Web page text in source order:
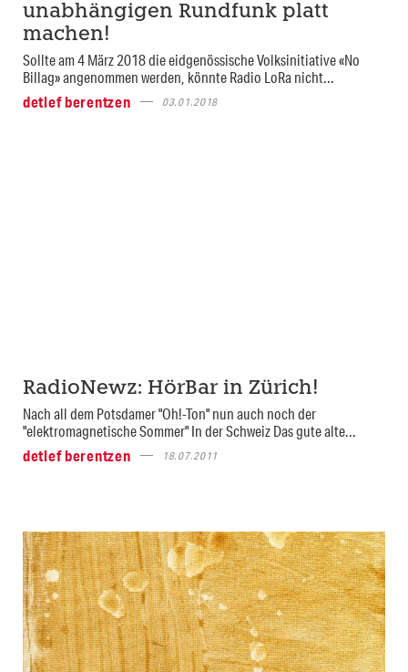
unabhängigen Rundfunk platt
machen!
Sollte am 4 März 2018 die eidgenössische Volksinitiative «No
Billag» angenommen werden, könnte Radio LoRa nicht...
detlef berentzen
03.01.2018
RadioNewz: HörBar in Zürich!
Nach all dem Potsdamer "Oh!-Ton" nun auch noch der
"elektromagnetische Sommer" In der Schweiz Das gute alte...
detlef berentzen
18.07.2011